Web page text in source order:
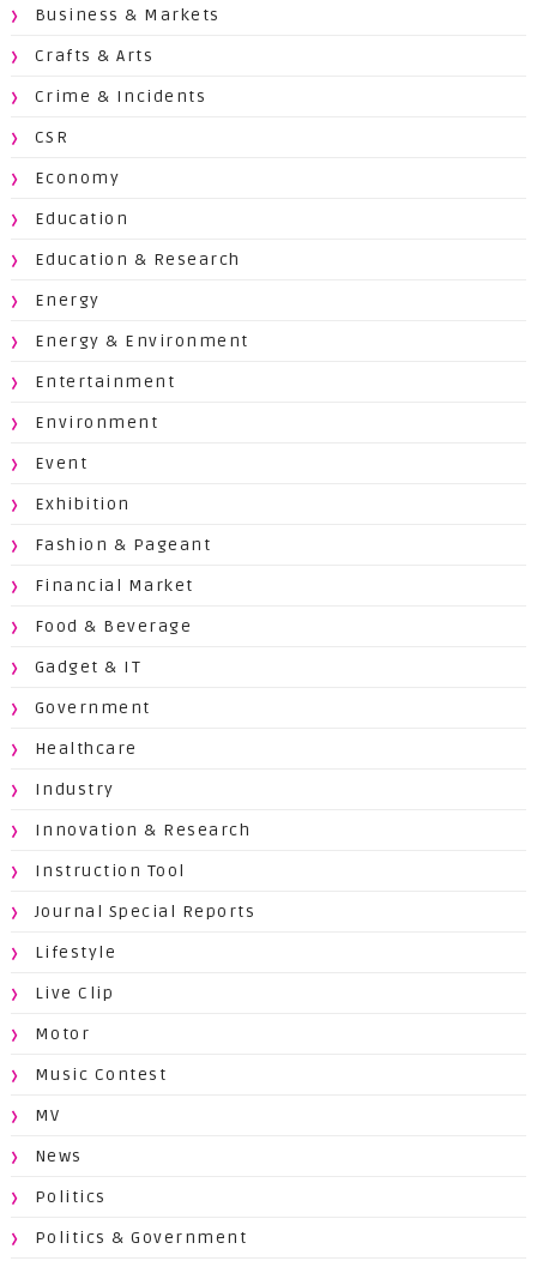
Business & Markets
Crafts & Arts
Crime & Incidents
CSR
Economy
Education
Education & Research
Energy
Energy & Environment
Entertainment
Environment
Event
Exhibition
Fashion & Pageant
Financial Market
Food & Beverage
Gadget & IT
Government
Healthcare
Industry
Innovation & Research
Instruction Tool
Journal Special Reports
Lifestyle
Live Clip
Motor
Music Contest
MV
News
Politics
Politics & Government